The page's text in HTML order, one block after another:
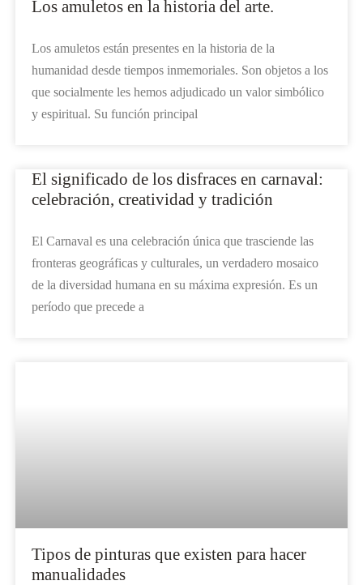
Los amuletos en la historia del arte.
Los amuletos están presentes en la historia de la
humanidad desde tiempos inmemoriales. Son objetos a los
que socialmente les hemos adjudicado un valor simbólico
y espiritual. Su función principal
El significado de los disfraces en carnaval:
celebración, creatividad y tradición
El Carnaval es una celebración única que trasciende las
fronteras geográficas y culturales, un verdadero mosaico
de la diversidad humana en su máxima expresión. Es un
período que precede a
Tipos de pinturas que existen para hacer
manualidades